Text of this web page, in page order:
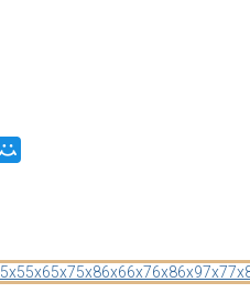
5x55x65x75x86x66x76x86x97x7